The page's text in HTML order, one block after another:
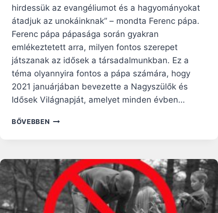
hirdessük az evangéliumot és a hagyományokat
átadjuk az unokáinknak” – mondta Ferenc pápa.
Ferenc pápa pápasága során gyakran
emlékeztetett arra, milyen fontos szerepet
játszanak az idősek a társadalmunkban. Ez a
téma olyannyira fontos a pápa számára, hogy
2021 januárjában bevezette a Nagyszülők és
Idősek Világnapját, amelyet minden évben…
BŐVEBBEN FERENC
ERŐT
ADÓ
GONDOLATA
AZ
IDŐSEKRŐL